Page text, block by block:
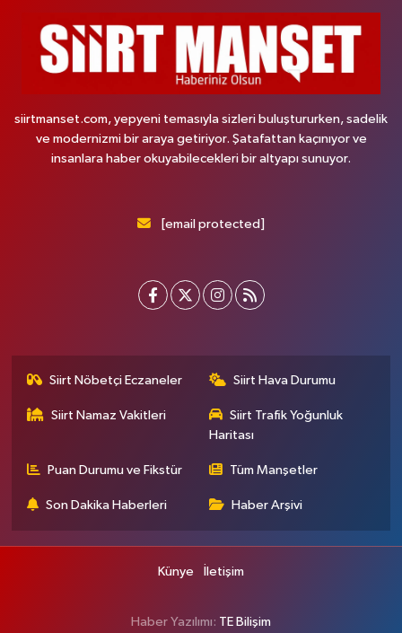
siirtmanset.com, yepyeni temasıyla sizleri buluştururken, sadelik
ve modernizmi bir araya getiriyor. Şatafattan kaçınıyor ve
insanlara haber okuyabilecekleri bir altyapı sunuyor.
[email protected]
Siirt Nöbetçi Eczaneler Siirt Hava Durumu
Siirt Namaz Vakitleri
Siirt Trafik Yoğunluk
Haritası
Puan Durumu ve Fikstür Tüm Manşetler
Son Dakika Haberleri Haber Arşivi
Künye İletişim
Haber Yazılımı: TE Bilişim